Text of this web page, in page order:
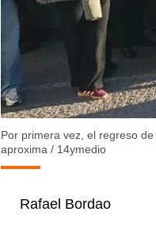
Por primera vez, el regreso
aproxima / 14ymedio
Rafael Bordao